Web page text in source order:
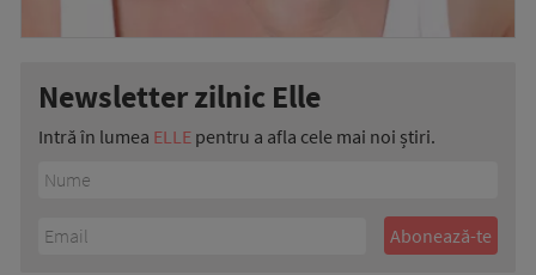
Newsletter zilnic Elle
Intră în lumea ELLE pentru a afla cele mai noi știri.